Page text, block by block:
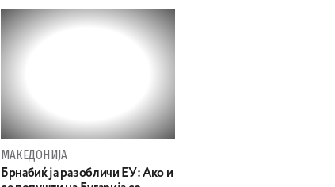
МАКЕДОНИЈА
Брнабиќ ја разобличи ЕУ: Ако и